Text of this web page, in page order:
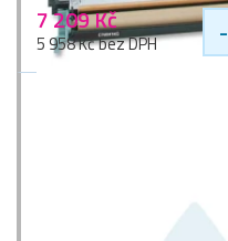
7 209 Kč
5 958 Kč bez DPH -